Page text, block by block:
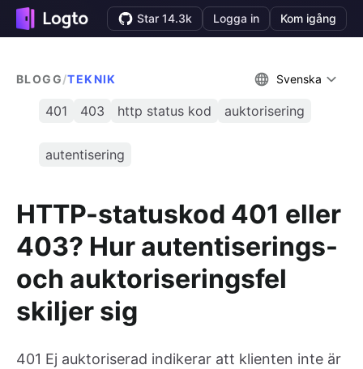
Star 14.3k Logga in Kom igång
BLOGG/TEKNIK Svenska
401 403 http status kod auktorisering
autentisering
HTTP-statuskod 401 eller
403? Hur autentiserings-
och auktoriseringsfel
skiljer sig
401 Ej auktoriserad indikerar att klienten inte är